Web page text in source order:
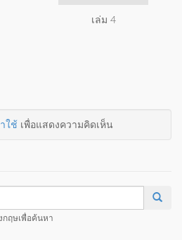
เล่ม 4
ใช้เพื่อแสดงความคิดเห็น
กฤษเพื่อค้นหา